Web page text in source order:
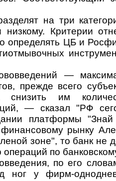
на три
низкому. Критерии
определять ЦБ и
—
прежде всего
снизить им
— сказал "РФ
платформы
рынку
зоне", то банк не
по
по его
ног у фирм-